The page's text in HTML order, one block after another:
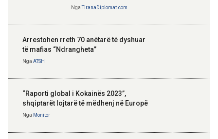
NgaTiranaDiplomat.com
Arrestohen rreth 70 anëtarë të dyshuar
të mafias “Ndrangheta”
Nga ATSH
“Raporti global i Kokainës 2023”,
shqiptarët lojtarë të mëdhenj në Europë
Nga Monitor